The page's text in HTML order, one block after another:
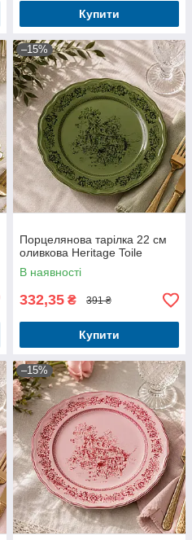
Купити
–15%
Порцелянова тарілка 22 см
оливкова Heritage Toile
В наявності
332,35 ₴ 391 ₴
Купити
–15%